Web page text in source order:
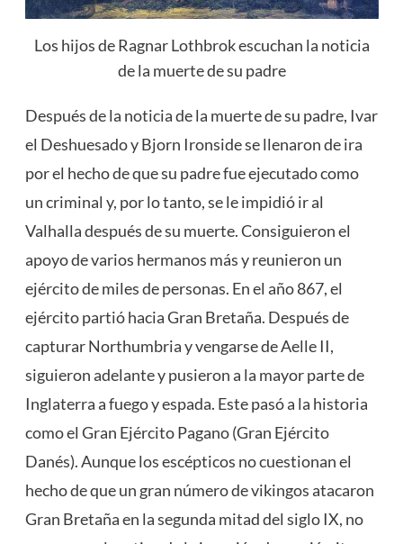
Los hijos de Ragnar Lothbrok escuchan la noticia
de la muerte de su padre
Después de la noticia de la muerte de su padre, Ivar
el Deshuesado y Bjorn Ironside se llenaron de ira
por el hecho de que su padre fue ejecutado como
un criminal y, por lo tanto, se le impidió ir al
Valhalla después de su muerte. Consiguieron el
apoyo de varios hermanos más y reunieron un
ejército de miles de personas. En el año 867, el
ejército partió hacia Gran Bretaña. Después de
capturar Northumbria y vengarse de Aelle II,
siguieron adelante y pusieron a la mayor parte de
Inglaterra a fuego y espada. Este pasó a la historia
como el Gran Ejército Pagano (Gran Ejército
Danés). Aunque los escépticos no cuestionan el
hecho de que un gran número de vikingos atacaron
Gran Bretaña en la segunda mitad del siglo IX, no